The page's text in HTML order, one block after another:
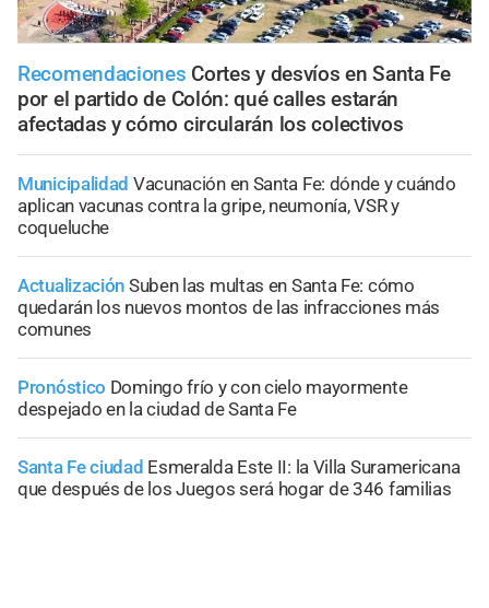
Recomendaciones Cortes y desvíos en Santa Fe
por el partido de Colón: qué calles estarán
afectadas y cómo circularán los colectivos
Municipalidad Vacunación en Santa Fe: dónde y cuándo
aplican vacunas contra la gripe, neumonía, VSR y
coqueluche
Actualización Suben las multas en Santa Fe: cómo
quedarán los nuevos montos de las infracciones más
comunes
Pronóstico Domingo frío y con cielo mayormente
despejado en la ciudad de Santa Fe
Santa Fe ciudad Esmeralda Este II: la Villa Suramericana
que después de los Juegos será hogar de 346 familias